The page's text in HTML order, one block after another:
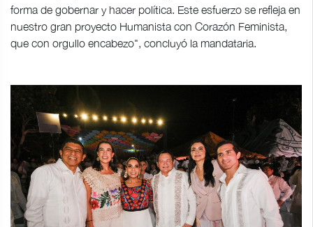
forma de gobernar y hacer política. Este esfuerzo se refleja en
nuestro gran proyecto Humanista con Corazón Feminista,
que con orgullo encabezo", concluyó la mandataria.